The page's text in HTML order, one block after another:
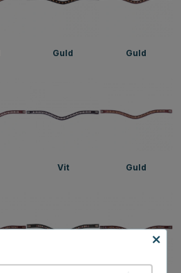
Guld Guld
Vit Guld